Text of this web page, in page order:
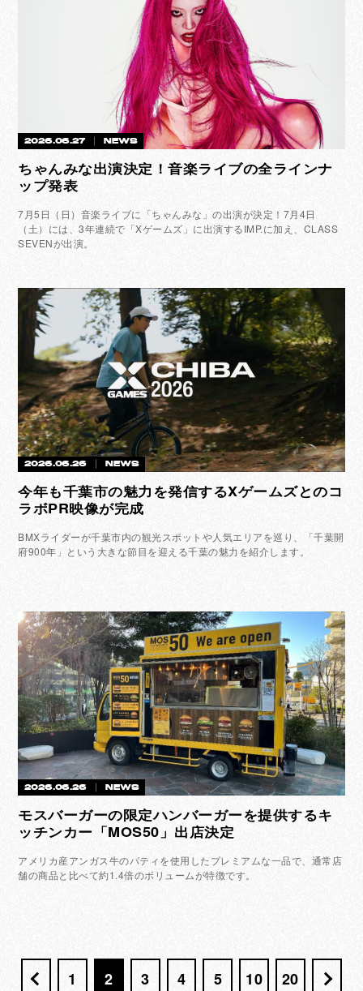
2026.06.27 NEWS
ちゃんみな出演決定！音楽ライブの全ラインナ
ップ発表
7月5日（日）音楽ライブに「ちゃんみな」の出演が決定！7月4日
（土）には、3年連続で「Xゲームズ」に出演するIMP.に加え、CLASS
SEVENが出演。
2026.06.26 NEWS
今年も千葉市の魅力を発信するXゲームズとのコ
ラボPR映像が完成
BMXライダーが千葉市内の観光スポットや人気エリアを巡り、「千葉開
府900年」という大きな節目を迎える千葉の魅力を紹介します。
2026.06.26 NEWS
モスバーガーの限定ハンバーガーを提供するキ
ッチンカー「MOS50」出店決定
アメリカ産アンガス牛のパティを使用したプレミアムな一品で、通常店
舗の商品と比べて約1.4倍のボリュームが特徴です。
1 2 3 4 5 10 20